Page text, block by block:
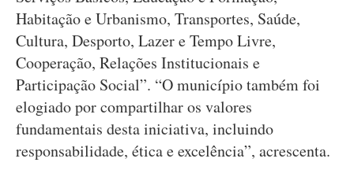
Habitação e Urbanismo, Transportes, Saúde,
Cultura, Desporto, Lazer e Tempo Livre,
Cooperação, Relações Institucionais e
Participação Social”. “O município também foi
elogiado por compartilhar os valores
fundamentais desta iniciativa, incluindo
responsabilidade, ética e excelência”, acrescenta.